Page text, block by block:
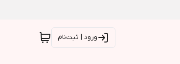
ورود | ثبت‌نام